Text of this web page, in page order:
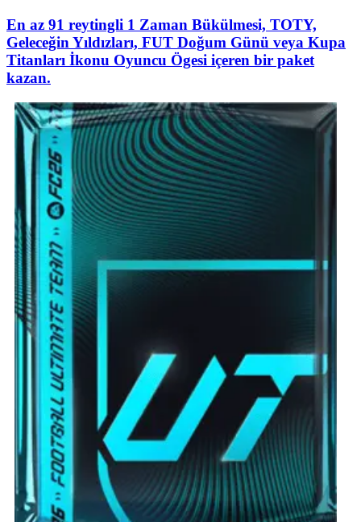
En az 91 reytingli 1 Zaman Bükülmesi, TOTY,
Geleceğin Yıldızları, FUT Doğum Günü veya Kupa
Titanları İkonu Oyuncu Ögesi içeren bir paket
kazan.